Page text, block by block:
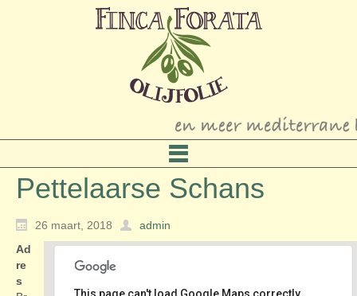
Pettelaarse Schans
26 maart, 2018 admin
Ad
re
s